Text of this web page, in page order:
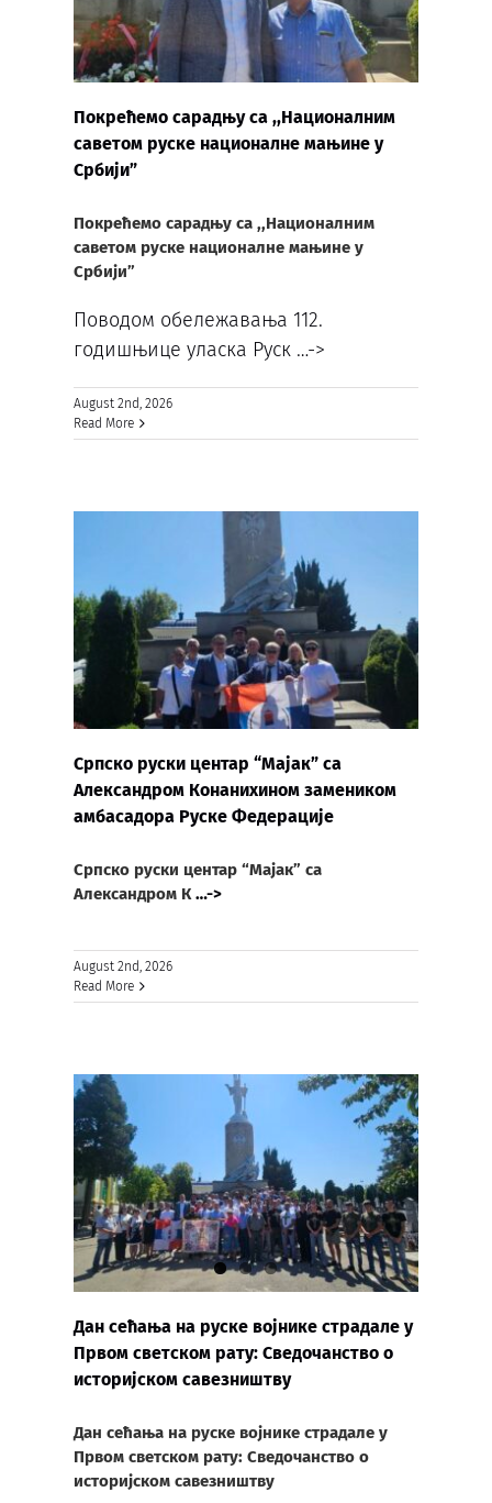
Покрећемо сарадњу са ,,Националним
саветом руске националне мањине у
Србији”
Покрећемо сарадњу са ,,Националним
саветом руске националне мањине у
Србији”
Поводом обележавања 112.
годишњице уласка Руск …->
August 2nd, 2026
Read More
Српско руски центар “Мајак” са
Александром Конанихином замеником
амбасадора Руске Федерације
Српско руски центар “Мајак” са
Александром К…->
August 2nd, 2026
Read More
Дан сећања на руске војнике страдале у
Првом светском рату: Сведочанство о
историјском савезништву
Дан сећања на руске војнике страдале у
Првом светском рату: Сведочанство о
историјском савезништву